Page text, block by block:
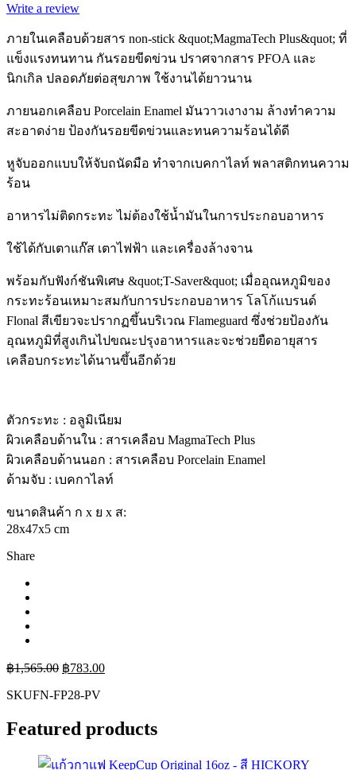
Write a review
ภายในเคลือบด้วยสาร non-stick &quot;MagmaTech Plus&quot; ที่
แข็งแรงทนทาน กันรอยขีดข่วน ปราศจากสาร PFOA และ
นิกเกิล ปลอดภัยต่อสุขภาพ ใช้งานได้ยาวนาน
ภายนอกเคลือบ Porcelain Enamel มันวาวเงางาม ล้างทำความ
สะอาดง่าย ป้องกันรอยขีดข่วนและทนความร้อนได้ดี
หูจับออกแบบให้จับถนัดมือ ทำจากเบคกาไลท์ พลาสติกทนความ
ร้อน
อาหารไม่ติดกระทะ ไม่ต้องใช้น้ำมันในการประกอบอาหาร
ใช้ได้กับเตาแก๊ส เตาไฟฟ้า และเครื่องล้างจาน
พร้อมกับฟังก์ชันพิเศษ &quot;T-Saver&quot; เมื่ออุณหภูมิของ
กระทะร้อนเหมาะสมกับการประกอบอาหาร โลโก้แบรนด์
Flonal สีเขียวจะปรากฏขึ้นบริเวณ Flameguard ซึ่งช่วยป้องกัน
อุณหภูมิที่สูงเกินไปขณะปรุงอาหารและจะช่วยยืดอายุสาร
เคลือบกระทะได้นานขึ้นอีกด้วย
ตัวกระทะ : อลูมิเนียม
ผิวเคลือบด้านใน : สารเคลือบ MagmaTech Plus
ผิวเคลือบด้านนอก : สารเคลือบ Porcelain Enamel
ด้ามจับ : เบคกาไลท์
ขนาดสินค้า ก x ย x ส:
28x47x5 cm
Share
฿1,565.00 ฿783.00
SKUFN-FP28-PV
Featured products